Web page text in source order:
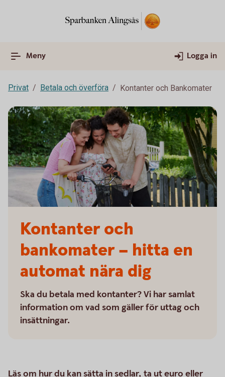
Meny Logga in
Privat Betala och överföra Kontanter och Bankomater
Kontanter och
bankomater – hitta en
automat nära dig
Ska du betala med kontanter? Vi har samlat
information om vad som gäller för uttag och
insättningar.
Läs om hur du kan sätta in sedlar, ta ut euro eller